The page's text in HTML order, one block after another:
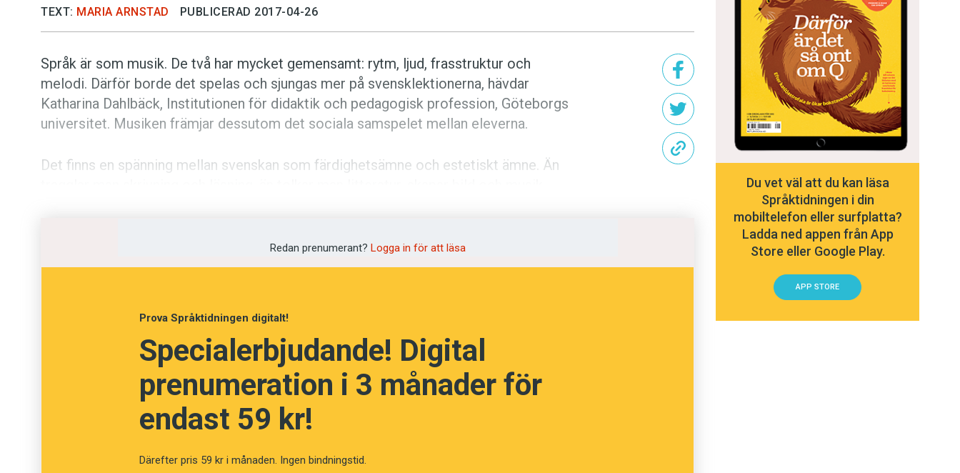
TEXT: MARIA ARNSTAD PUBLICERAD 2017-04-26
Språk är som musik. De två har mycket gemensamt: rytm, ljud, frasstruktur och
melodi. Därför borde det spelas och sjungas mer på svensklektionerna, hävdar
Katharina Dahlbäck, Institutionen för didaktik och pedagogisk profession, Göteborgs
universitet. Musiken främjar dessutom det sociala samspelet mellan eleverna.
Det finns en spänning mellan svenskan som färdighetsämne och estetiskt ämne. Än
Katharina Dahlbäck har studerat bägge praktikerna i undervisningen under de första
Redan prenumerant? Logga in för att läsa
Prova Språktidningen digitalt!
Specialerbjudande! Digital
prenumeration i 3 månader för
endast 59 kr!
Därefter pris 59 kr i månaden. Ingen bindningstid.
Du vet väl att du kan läsa
Språktidningen i din
mobiltelefon eller surfplatta?
Ladda ned appen från App
Store eller Google Play.
APP STORE